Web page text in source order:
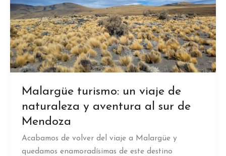
Malargüe turismo: un viaje de
naturaleza y aventura al sur de
Mendoza
Acabamos de volver del viaje a Malargüe y
quedamos enamoradísimas de este destino